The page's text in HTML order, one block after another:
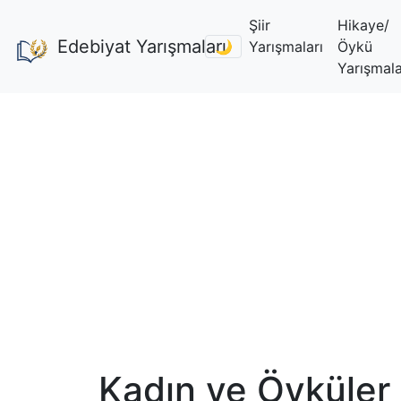
Edebiyat Yarışmaları
🌙
Şiir
Yarışmaları
Hikaye/
Öykü
Kadın ve Öyküler